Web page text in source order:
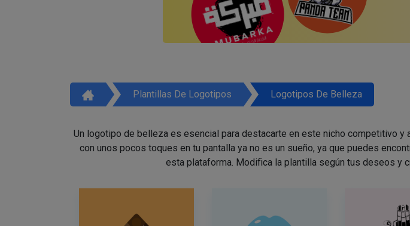
Plantillas De Logotipos Logotipos De Belleza
Un logotipo de belleza es esencial para destacarte en este nicho competitivo
con unos pocos toques en tu pantalla ya no es un sueño, ya que puedes
esta plataforma. Modifica la plantilla según tus deseos y